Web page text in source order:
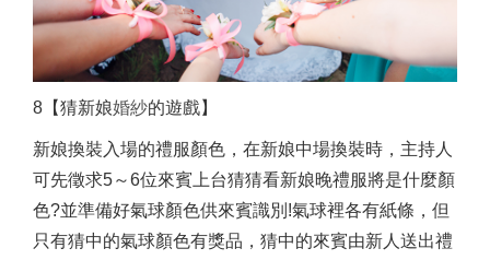
8【猜新娘婚紗的遊戲】
新娘換裝入場的禮服顏色，在新娘中場換裝時，主持人
可先徵求5～6位來賓上台猜猜看新娘晚禮服將是什麼顏
色?並準備好氣球顏色供來賓識別!氣球裡各有紙條，但
只有猜中的氣球顏色有獎品，猜中的來賓由新人送出禮